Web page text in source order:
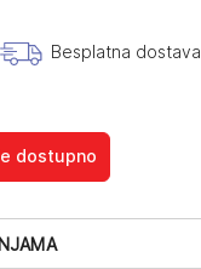
Besplatna dostava
dostupno